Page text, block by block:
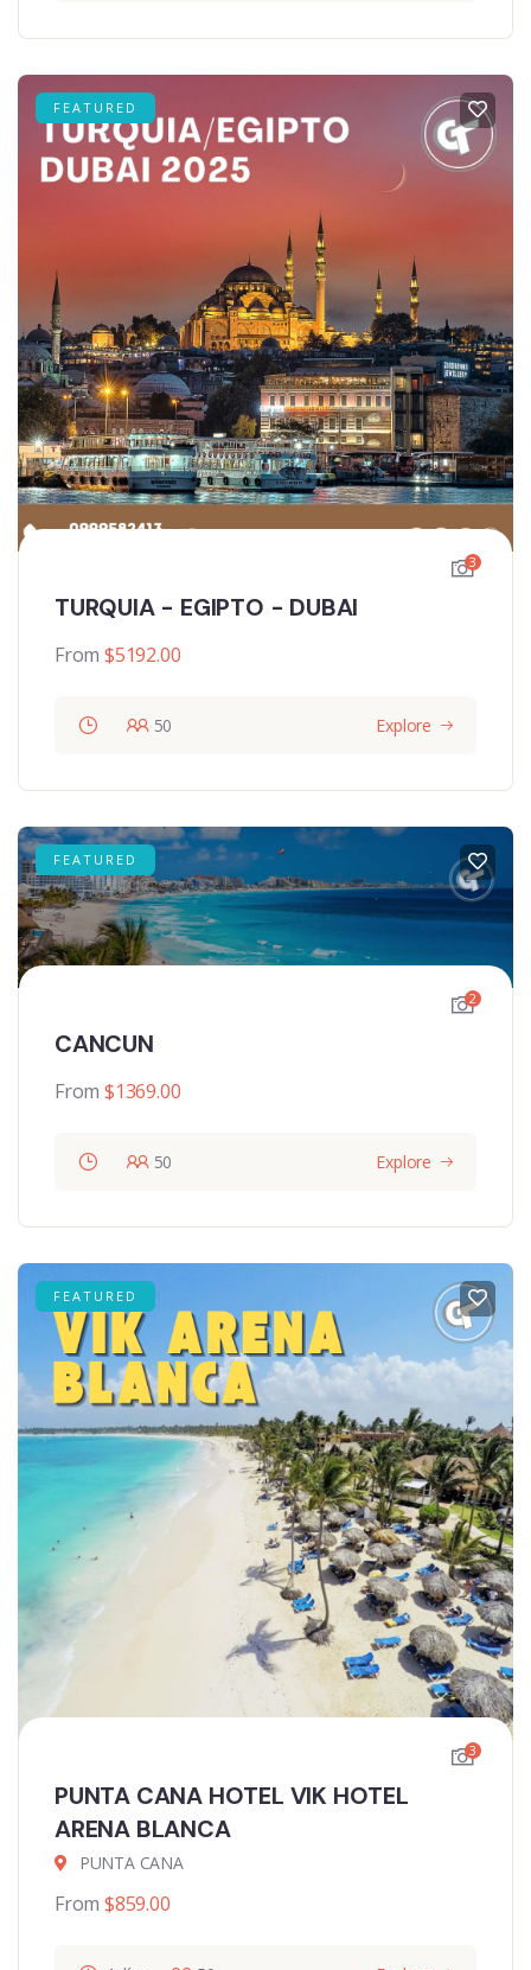
FEATURED
3
TURQUIA - EGIPTO - DUBAI
From $5192.00
50 Explore
FEATURED
2
CANCUN
From $1369.00
50 Explore
FEATURED
3
PUNTA CANA HOTEL VIK HOTEL
ARENA BLANCA
PUNTA CANA
From $859.00